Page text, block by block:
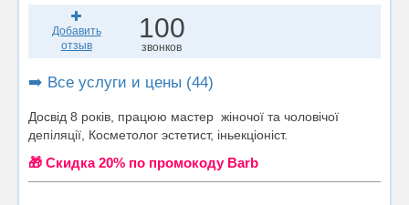
Добавить
отзыв
100
звонков
➡️ Все услуги и цены (44)
Досвід 8 років, працюю мастер жіночої та чоловічої
депіляції, Косметолог эстетист, іньекціоніст.
🎁 Cкидка 20% по промокоду Barb